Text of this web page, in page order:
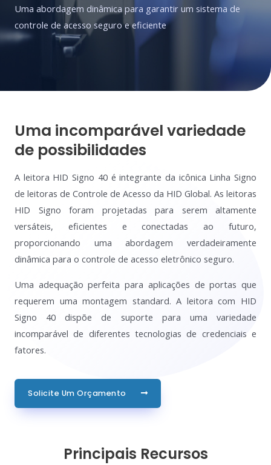
Uma abordagem dinâmica para garantir um sistema de
controle de acesso seguro e eficiente
Uma incomparável variedade
de possibilidades
A leitora HID Signo 40 é integrante da icônica Linha Signo
de leitoras de Controle de Acesso da HID Global. As leitoras
HID Signo foram projetadas para serem altamente
versáteis, eficientes e conectadas ao futuro,
proporcionando uma abordagem verdadeiramente
dinâmica para o controle de acesso eletrônico seguro.
Uma adequação perfeita para aplicações de portas que
requerem uma montagem standard. A leitora com HID
Signo 40 dispõe de suporte para uma variedade
incomparável de diferentes tecnologias de credenciais e
fatores.
Solicite Um Orçamento
Principais Recursos